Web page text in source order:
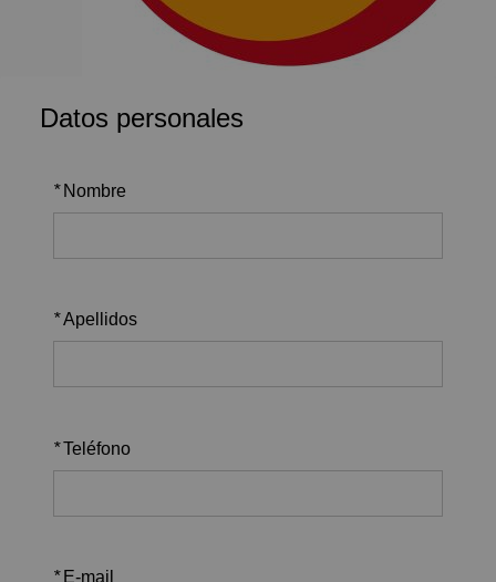
Datos personales
* Nombre
*Apellidos
*Teléfono
* E-mail